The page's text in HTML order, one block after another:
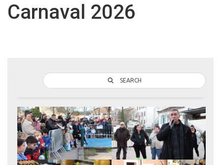
Carnaval 2026
SEARCH